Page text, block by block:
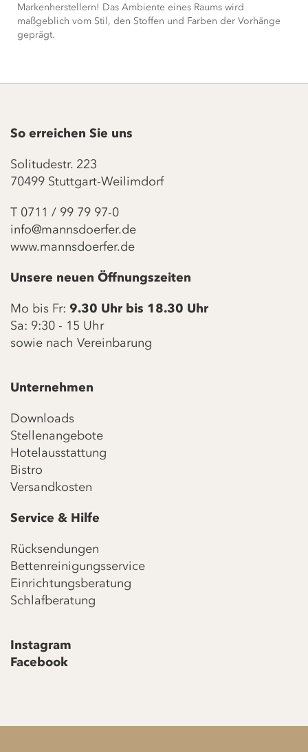
Markenherstellern! Das Ambiente eines Raums wird
maßgeblich vom Stil, den Stoffen und Farben der Vorhänge
geprägt.
So erreichen Sie uns
Solitudestr. 223
70499 Stuttgart-Weilimdorf
T 0711 / 99 79 97-0
info@mannsdoerfer.de
www.mannsdoerfer.de
Unsere neuen Öffnungszeiten
Mo bis Fr: 9.30 Uhr bis 18.30 Uhr
Sa: 9:30 - 15 Uhr
sowie nach Vereinbarung
Unternehmen
Downloads
Stellenangebote
Hotelausstattung
Bistro
Versandkosten
Service & Hilfe
Rücksendungen
Bettenreinigungsservice
Einrichtungsberatung
Schlafberatung
Instagram
Facebook